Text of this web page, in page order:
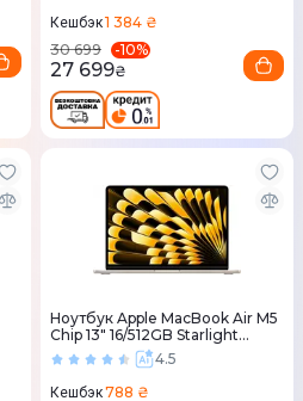
Кешбэк1 384 ₴
30 699
-10%
27 699₴
Ноутбук Apple MacBook Air M5
Chip 13" 16/512GB Starlight
(MDHA4) 20264.5
Кешбэк788 ₴